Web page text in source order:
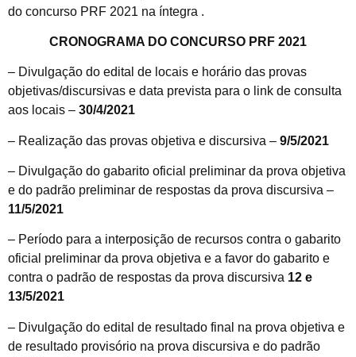
do concurso PRF 2021 na íntegra .
CRONOGRAMA DO CONCURSO PRF 2021
– Divulgação do edital de locais e horário das provas
objetivas/discursivas e data prevista para o link de consulta
aos locais – 30/4/2021
– Realização das provas objetiva e discursiva – 9/5/2021
– Divulgação do gabarito oficial preliminar da prova objetiva
e do padrão preliminar de respostas da prova discursiva –
11/5/2021
– Período para a interposição de recursos contra o gabarito
oficial preliminar da prova objetiva e a favor do gabarito e
contra o padrão de respostas da prova discursiva 12 e
13/5/2021
– Divulgação do edital de resultado final na prova objetiva e
de resultado provisório na prova discursiva e do padrão